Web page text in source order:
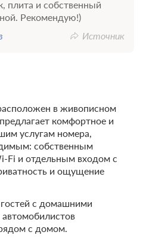
плита и собственный
Рекомендую!)
Источник
в живописном
комфортное и
услугам номера,
собственным
Fi и отдельным входом с
и ощущение
с домашними
с домом.